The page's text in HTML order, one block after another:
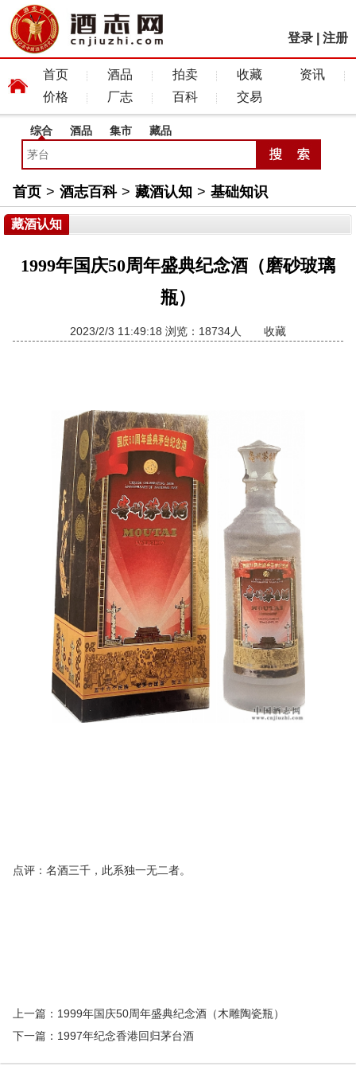
登录 注册
首页 酒品 拍卖 收藏
资讯
价格
厂志 百科 交易
综合 酒品 集市 藏品
首页 > 酒志百科 > 藏酒认知 > 基础知识
藏酒认知
1999年国庆50周年盛典纪念酒（磨砂玻璃
瓶）
2023/2/3 11:49:18 浏览：18734人 收藏
点评：名酒三千，此系独一无二者。
上一篇： 1999年国庆50周年盛典纪念酒（木雕陶瓷瓶）
下一篇： 1997年纪念香港回归茅台酒